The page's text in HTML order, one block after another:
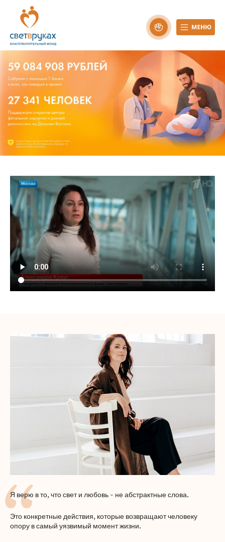
Я верю в то, что свет и любовь - не абстрактные слова.
Это конкретные действия, которые возвращают человеку
опору в самый уязвимый момент жизни.